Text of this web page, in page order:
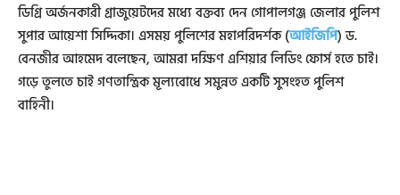
ডিগ্রি অর্জনকারী গ্রাজুয়েটদের মধ্যে বক্তব্য দেন গোপালগঞ্জ জেলার পুলিশ
সুপার আয়েশা সিদ্দিকা। এসময় পুলিশের মহাপরিদর্শক (আইজিপি) ড.
বেনজীর আহমেদ বলেছেন, আমরা দক্ষিণ এশিয়ার লিডিং ফোর্স হতে চাই।
গড়ে তুলতে চাই গণতান্ত্রিক মূল্যবোধে সমুন্নত একটি সুসংহত পুলিশ
বাহিনী।